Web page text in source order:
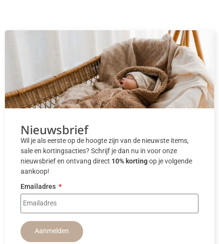
Nieuwsbrief
Wil je als eerste op de hoogte zijn van de nieuwste items,
sale en kortingsacties? Schrijf je dan nu in voor onze
nieuwsbrief en ontvang direct 10% kortingop je volgende
aankoop!
Emailadres
Aanmelden